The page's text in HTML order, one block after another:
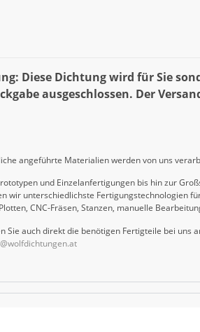
Diese Dichtung wird für Sie
ausgeschlossen. Der
angeführte Materialien werden von uns
und Einzelanfertigungen bis hin zur
wir unterschiedlichste Fertigungstechnologien
CNC-Fräsen, Stanzen, manuelle
Sie auch direkt die benötigen Fertigteile bei uns